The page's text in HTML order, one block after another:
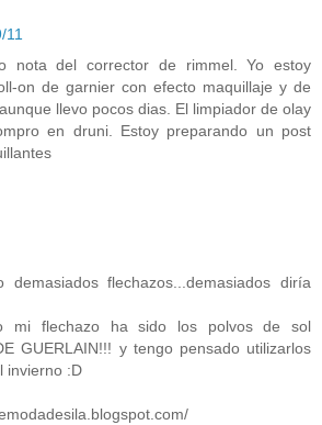
11
nota del corrector de rimmel. Yo estoy
on de garnier con efecto maquillaje y de
llevo pocos dias. El limpiador de olay
en druni. Estoy preparando un post
demasiados flechazos...demasiados diría
mi flechazo ha sido los polvos de sol
GUERLAIN!!! y tengo pensado utilizarlos
invierno :D